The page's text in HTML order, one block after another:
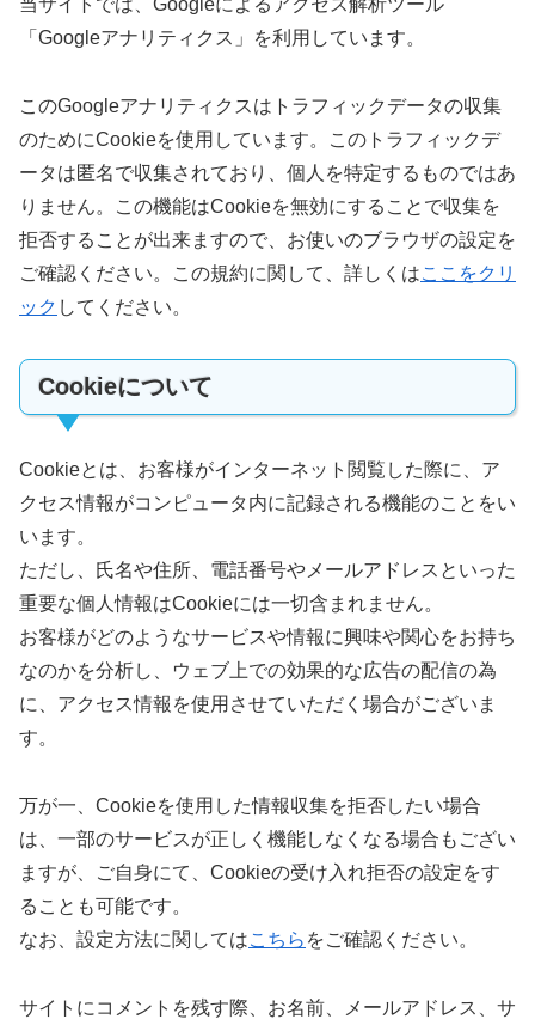
当サイトでは、Googleによるアクセス解析ツール
「Googleアナリティクス」を利用しています。
このGoogleアナリティクスはトラフィックデータの収集
のためにCookieを使用しています。このトラフィックデ
ータは匿名で収集されており、個人を特定するものではあ
りません。この機能はCookieを無効にすることで収集を
拒否することが出来ますので、お使いのブラウザの設定を
ご確認ください。この規約に関して、詳しくはここをクリ
ック してください。
Cookieについて
Cookieとは、お客様がインターネット閲覧した際に、ア
クセス情報がコンピュータ内に記録される機能のことをい
います。
ただし、氏名や住所、電話番号やメールアドレスといった
重要な個人情報はCookieには一切含まれません。
お客様がどのようなサービスや情報に興味や関心をお持ち
なのかを分析し、ウェブ上での効果的な広告の配信の為
に、アクセス情報を使用させていただく場合がございま
す。
万が一、Cookieを使用した情報収集を拒否したい場合
は、一部のサービスが正しく機能しなくなる場合もござい
ますが、ご自身にて、Cookieの受け入れ拒否の設定をす
ることも可能です。
なお、設定方法に関してはこちら をご確認ください。
サイトにコメントを残す際、お名前、メールアドレス、サ